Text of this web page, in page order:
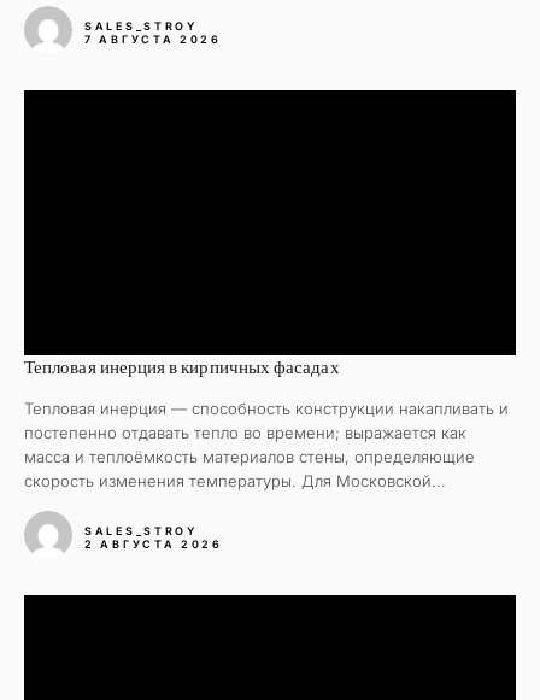
SALES_STROY
7 АВГУСТА 2026
Тепловая инерция в кирпичных фасадах
Тепловая инерция — способность конструкции накапливать и
постепенно отдавать тепло во времени; выражается как
масса и теплоёмкость материалов стены, определяющие
скорость изменения температуры. Для Московской...
SALES_STROY
2 АВГУСТА 2026